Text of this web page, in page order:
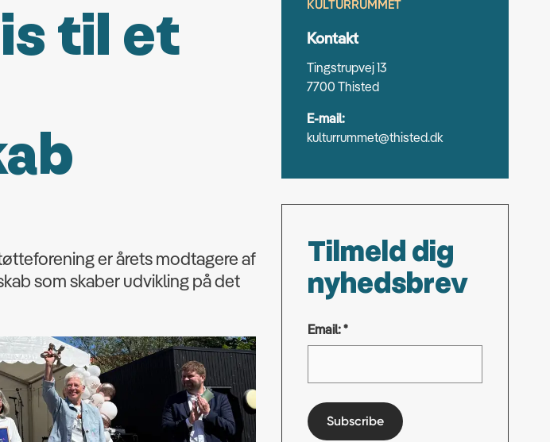
til et
er årets modtagere af
som skaber udvikling på det
KULTURRUMMET
Kontakt
Tingstrupvej 13
7700 Thisted
E-mail:
kulturrummet@thisted.dk
Tilmeld dig
nyhedsbrev
Email: *
Subscribe